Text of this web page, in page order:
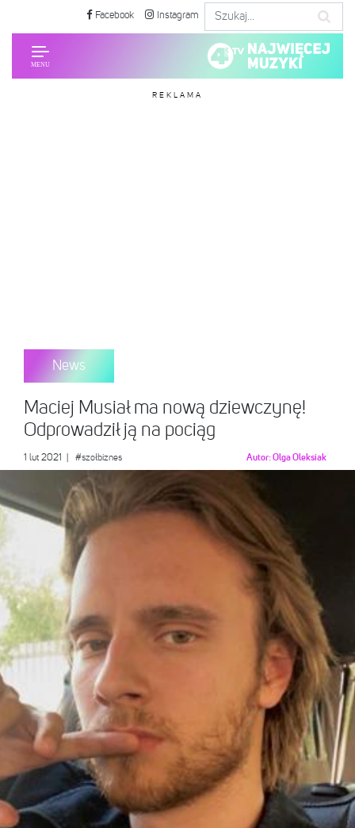
Facebook Instagram
REKLAMA
News
Maciej Musiał ma nową dziewczynę!
Odprowadził ją na pociąg
1 lut 2021 #szołbiznes Autor:Olga Oleksiak